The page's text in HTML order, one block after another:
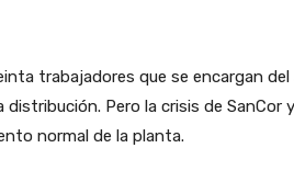
trabajadores que se encargan
Pero la crisis de SanCor
normal de la planta.